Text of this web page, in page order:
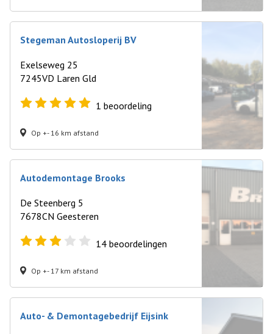
Stegeman Autosloperij BV
Exelseweg 25
7245VD Laren Gld
1 beoordeling
Op +- 16 km afstand
Autodemontage Brooks
De Steenberg 5
7678CN Geesteren
14 beoordelingen
Op +- 17 km afstand
Auto- & Demontagebedrijf Eijsink